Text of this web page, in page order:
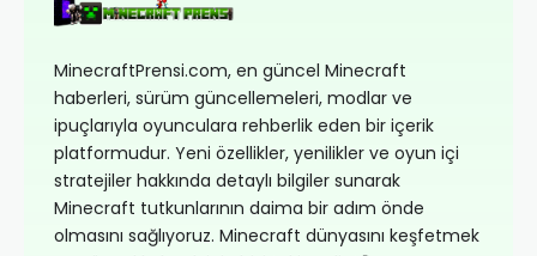
MinecraftPrensi.com, en güncel Minecraft
haberleri, sürüm güncellemeleri, modlar ve
ipuçlarıyla oyunculara rehberlik eden bir içerik
platformudur. Yeni özellikler, yenilikler ve oyun içi
stratejiler hakkında detaylı bilgiler sunarak
Minecraft tutkunlarının daima bir adım önde
olmasını sağlıyoruz. Minecraft dünyasını keşfetmek